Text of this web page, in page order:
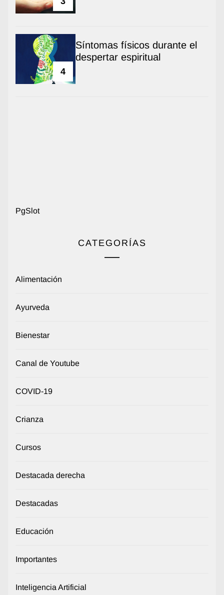
4
Síntomas físicos durante el
despertar espiritual
PgSlot
CATEGORÍAS
Alimentación
Ayurveda
Bienestar
Canal de Youtube
COVID-19
Crianza
Cursos
Destacada derecha
Destacadas
Educación
Importantes
Inteligencia Artificial